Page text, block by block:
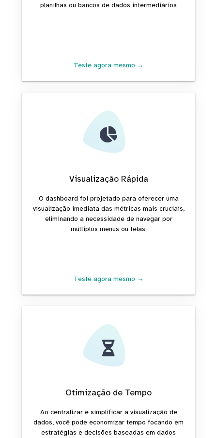
planilhas ou bancos de dados intermediários
Teste agora mesmo →
Visualização Rápida
O dashboard foi projetado para oferecer uma
visualização imediata das métricas mais cruciais,
eliminando a necessidade de navegar por
múltiplos menus ou telas.
Teste agora mesmo →
Otimização de Tempo
Ao centralizar e simplificar a visualização de
dados, você pode economizar tempo focando em
estratégias e decisões baseadas em dados